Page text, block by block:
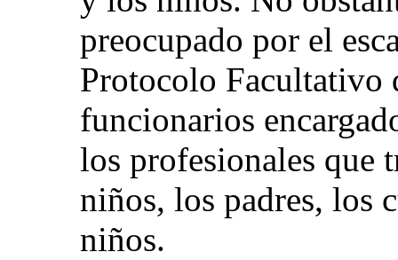
preocupado por el
Protocolo Facultativo
funcionarios
los profesionales que
niños, los padres, los
niños.